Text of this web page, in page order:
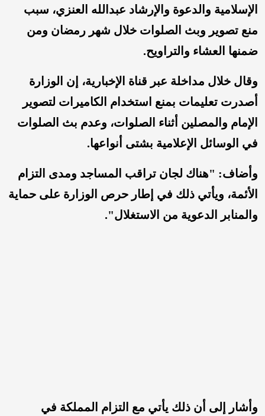
الإسلامية والدعوة والإرشاد عبدالله العنزي، سبب
منع تصوير وبث الصلوات خلال شهر رمضان ومن
ضمنها العشاء والتراويح.
وقال خلال مداخلة عبر قناة الإخبارية، إن الوزارة
أصدرت تعليمات بمنع استخدام الكاميرات لتصوير
الإمام والمصلين أثناء الصلوات، وعدم بث الصلوات
في الوسائل الإعلامية بشتى أنواعها.
وأضاف: "هناك لجان تراقب المساجد ومدى التزام
الأئمة، ويأتي ذلك في إطار حرص الوزارة على حماية
والمنابر الدعوية من الاستغلال".
وأشار إلى أن ذلك يأتي مع التزام المملكة في